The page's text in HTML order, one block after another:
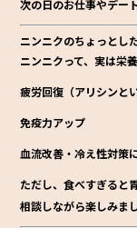
次の日のお仕事やデー
ニンニクのちょっとし
ニンニクって、実は栄
疲労回復（アリシンと
免疫力アップ
血流改善・冷え性対策
ただし、食べすぎると
相談しながら楽しみま